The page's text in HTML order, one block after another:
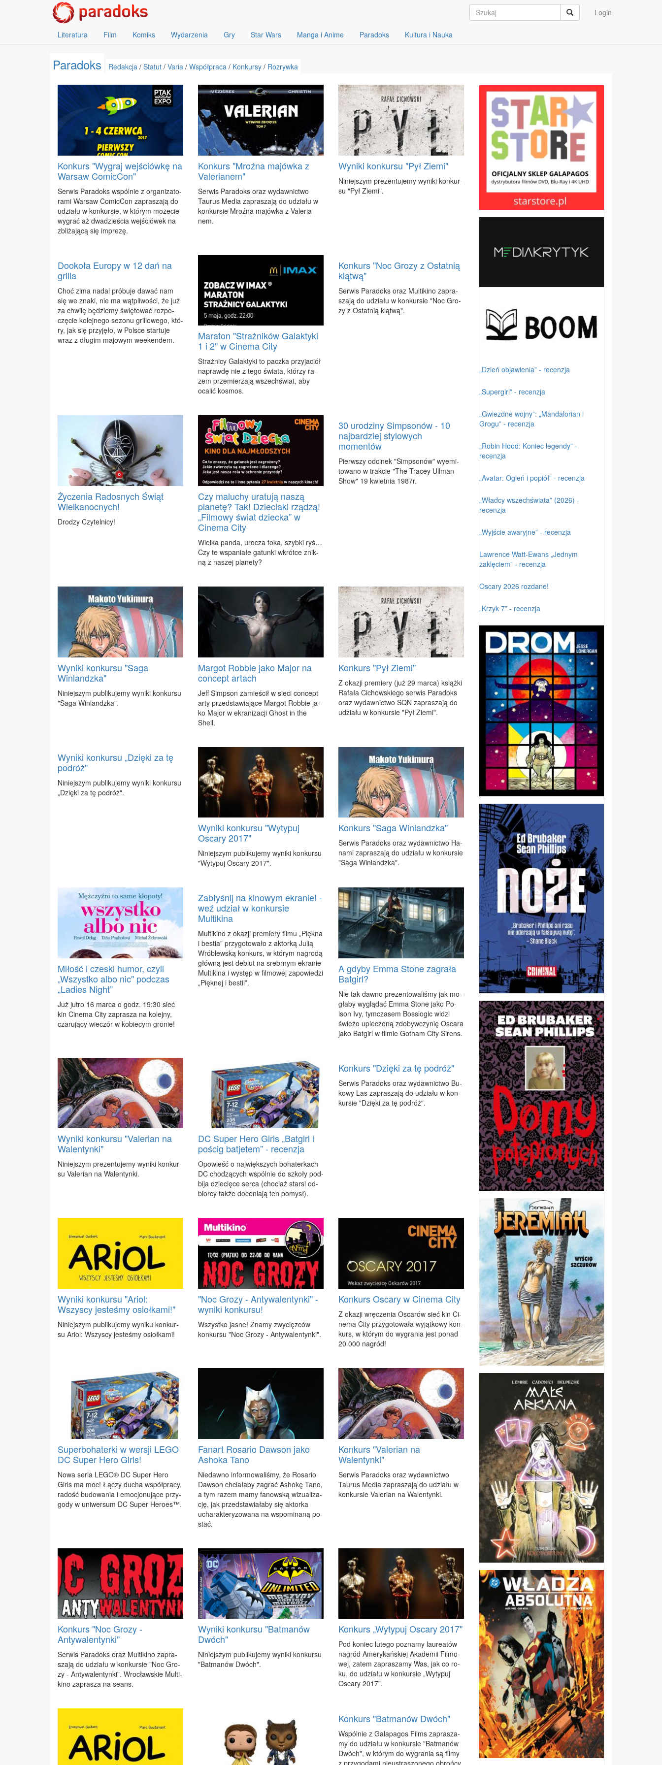
Login
Literatura Film Komiks Wydarzenia Gry Star Wars Manga i Anime Paradoks Kultura i Nauka
Paradoks Redakcja / Statut / Varia / Współpraca / Konkursy / Rozrywka
Konkurs "Wygraj wejściówkę na
Warsaw ComicCon"
Ser­wis Pa­ra­doks wspól­nie z or­ga­ni­za­to­
ra­mi War­saw Co­mic­Con za­pra­sza­ją do
udzia­łu w kon­kur­sie, w któ­rym mo­że­cie
wy­grać aż dwa­dzie­ścia wej­śció­wek na
zbli­ża­ją­cą się im­pre­zę.
Konkurs "Mroźna majówka z
Valerianem"
Ser­wis Pa­ra­doks oraz wy­daw­nic­two
Tau­rus Me­dia za­pra­sza­ją do udzia­łu w
kon­kur­sie Mroź­na ma­jów­ka z Va­le­ria­
nem.
Wyniki konkursu "Pył Ziemi"
Ni­niej­szym pre­zen­tu­je­my wy­ni­ki kon­kur­
su "Pył Zie­mi".
Dookoła Europy w 12 dań na
grilla
Choć zi­ma na­dal pró­bu­je da­wać nam
się we zna­ki, nie ma wąt­pli­wo­ści, że już
za chwi­lę bę­dzie­my świę­to­wać roz­po­
czę­cie ko­lej­ne­go se­zo­nu gril­lo­we­go, któ­
ry, jak się przy­ję­ło, w Pol­sce star­tu­je
wraz z dłu­gim ma­jo­wym week­en­dem.
Maraton "Strażników Galaktyki
1 i 2" w Cinema City
Straż­ni­cy Ga­lak­ty­ki to pacz­ka przy­ja­ciół
na­praw­dę nie z te­go świa­ta, któ­rzy ra­
zem prze­mie­rza­ją wszech­świat, aby
oca­lić ko­smos.
Konkurs "Noc Grozy z Ostatnią
klątwą"
Ser­wis Pa­ra­doks oraz Mul­ti­ki­no za­pra­
sza­ją do udzia­łu w kon­kur­sie "Noc Gro­
zy z Ostat­nią klą­twą".
Życzenia Radosnych Świąt
Wielkanocnych!
Dro­dzy Czy­tel­ni­cy!
Czy maluchy uratują naszą
planetę? Tak! Dzieciaki rządzą!
„Filmowy świat dziecka” w
Cinema City
Wiel­ka pan­da, uro­cza fo­ka, szyb­ki ryś…
Czy te wspa­nia­łe ga­tun­ki wkrót­ce znik­
ną z na­szej pla­ne­ty?
30 urodziny Simpsonów - 10
najbardziej stylowych
momentów
Pierw­szy od­ci­nek "Simp­so­nów" wy­emi­
to­wa­no w trak­cie "The Tra­cey Ul­l­man
Show" 19 kwiet­nia 1987r.
Wyniki konkursu "Saga
Winlandzka"
Ni­niej­szym pu­bli­ku­je­my wy­ni­ki kon­kur­su
"Sa­ga Win­landz­ka".
Margot Robbie jako Major na
concept artach
Jeff Simp­son za­mie­ścił w sie­ci con­cept
ar­ty przed­sta­wia­ją­ce Mar­got Rob­bie ja­
ko Ma­jor w ekra­ni­za­cji Ghost in the
Shell.
Konkurs "Pył Ziemi"
Z oka­zji pre­mie­ry (już 29 mar­ca) książ­ki
Ra­fa­ła Ci­chow­skie­go ser­wis Pa­ra­doks
oraz wy­daw­nic­two SQN za­pra­sza­ją do
udzia­łu w kon­kur­sie "Pył Zie­mi".
Wyniki konkursu „Dzięki za tę
podróż"
Ni­niej­szym pu­bli­ku­je­my wy­ni­ki kon­kur­su
„Dzię­ki za tę po­dróż".
Wyniki konkursu "Wytypuj
Oscary 2017"
Ni­niej­szym pu­bli­ku­je­my wy­ni­ki kon­kur­su
"Wy­ty­puj Osca­ry 2017".
Konkurs "Saga Winlandzka"
Ser­wis Pa­ra­doks oraz wy­daw­nic­two Ha­
na­mi za­pra­sza­ją do udzia­łu w kon­kur­sie
"Sa­ga Win­landz­ka".
Miłość i czeski humor, czyli
„Wszystko albo nic" podczas
„Ladies Night”
Już ju­tro 16 mar­ca o godz. 19:30 sieć
kin Ci­ne­ma Ci­ty za­pra­sza na ko­lej­ny,
cza­ru­ją­cy wie­czór w ko­bie­cym gro­nie!
Zabłyśnij na kinowym ekranie! -
weź udział w konkursie
Multikina
Mul­ti­ki­no z oka­zji pre­mie­ry fil­mu „Pięk­na
i be­stia” przy­go­to­wa­ło z ak­tor­ką Ju­lią
Wró­blew­ską kon­kurs, w któ­rym na­gro­dą
głów­ną jest de­biut na srebr­nym ekra­nie
Mul­ti­ki­na i wy­stęp w fil­mo­wej za­po­wie­dzi
„Pięk­nej i be­stii”.
A gdyby Emma Stone zagrała
Batgirl?
Nie tak daw­no pre­zen­to­wa­li­śmy jak mo­
gła­by wy­glą­dać Em­ma Sto­ne ja­ko Po­
ison Ivy, tym­cza­sem Bos­slo­gic wi­dzi
świe­żo upie­czo­ną zdo­byw­czy­nię Osca­ra
ja­ko Bat­girl w fil­mie Go­tham Ci­ty Si­rens.
Wyniki konkursu "Valerian na
Walentynki"
Ni­niej­szym pre­zen­tu­je­my wy­ni­ki kon­kur­
su Va­le­rian na Wa­len­tyn­ki.
DC Super Hero Girls „Batgirl i
pościg batjetem” - recenzja
Opo­wieść o naj­więk­szych bo­ha­ter­kach
DC cho­dzą­cych wspól­nie do szko­ły pod­
bi­ja dzie­cię­ce ser­ca (cho­ciaż star­si od­
bior­cy tak­że do­ce­nia­ją ten po­mysł).
Konkurs "Dzięki za tę podróż"
Ser­wis Pa­ra­doks oraz wy­daw­nic­two Bu­
ko­wy Las za­pra­sza­ją do udzia­łu w kon­
kur­sie "Dzię­ki za tę po­dróż".
Wyniki konkursu "Ariol:
Wszyscy jesteśmy osiołkami!"
Ni­niej­szym pu­bli­ku­je­my wy­ni­ku kon­kur­
su Ariol: Wszy­scy je­ste­śmy osioł­ka­mi!
"Noc Grozy - Antywalentynki" -
wyniki konkursu!
Wszyst­ko ja­sne! Zna­my zwy­cięz­ców
kon­kur­su "Noc Gro­zy - An­ty­wa­len­tyn­ki".
Konkurs Oscary w Cinema City
Z oka­zji wrę­cze­nia Osca­rów sieć kin Ci­
ne­ma Ci­ty przy­go­to­wa­ła wy­jąt­ko­wy kon­
kurs, w któ­rym do wy­gra­nia jest po­nad
20 000 na­gród!
Superbohaterki w wersji LEGO
DC Super Hero Girls!
No­wa se­ria LE­GO® DC Su­per He­ro
Girls ma moc! Łą­czy du­cha współ­pra­cy,
ra­dość bu­do­wa­nia i emo­cjo­nu­ją­ce przy­
go­dy w uni­wer­sum DC Su­per He­ro­es™.
Fanart Rosario Dawson jako
Ashoka Tano
Nie­daw­no in­for­mo­wa­li­śmy, że Ro­sa­rio
Daw­son chcia­ła­by za­grać Asho­kę Ta­no,
a tym ra­zem ma­my fa­now­ską wi­zu­ali­za­
cję, jak przed­sta­wia­ła­by się ak­tor­ka
ucha­rak­te­ry­zo­wa­na na wspo­mi­na­ną po­
stać.
Konkurs "Valerian na
Walentynki"
Ser­wis Pa­ra­doks oraz wy­daw­nic­two
Tau­rus Me­dia za­pra­sza­ją do udzia­łu w
kon­kur­sie Va­le­rian na Wa­len­tyn­ki.
Konkurs "Noc Grozy -
Antywalentynki"
Ser­wis Pa­ra­doks oraz Mul­ti­ki­no za­pra­
sza­ją do udzia­łu w kon­kur­sie "Noc Gro­
zy - An­ty­wa­len­tyn­ki". Wro­cław­skie Mul­ti­
ki­no za­pra­sza na se­ans.
Wyniki konkursu "Batmanów
Dwóch"
Ni­niej­szym pu­bli­ku­je­my wy­ni­ki kon­kur­su
"Bat­ma­nów Dwóch".
Konkurs „Wytypuj Oscary 2017"
Pod ko­niec lu­te­go po­zna­my lau­re­atów
na­gród Ame­ry­kań­skiej Aka­de­mii Fil­mo­
wej, za­tem za­pra­sza­my Was, jak co ro­
ku, do udzia­łu w kon­kur­sie „Wy­ty­puj
Osca­ry 2017”.
Konkurs "Batmanów Dwóch"
Wspól­nie z Ga­la­pa­gos Films za­pra­sza­
my do udzia­łu w kon­kur­sie "Bat­ma­nów
Dwóch", w któ­rym do wy­gra­nia są fil­my
„Dzień objawienia” - recenzja
„Supergirl” - recenzja
„Gwiezdne wojny”: „Mandalorian i
Grogu” - recenzja
„Robin Hood: Koniec legendy” -
recenzja
„Avatar: Ogień i popiół” - recenzja
„Władcy wszechświata” (2026) -
recenzja
„Wyjście awaryjne” - recenzja
Lawrence Watt-Ewans „Jednym
zaklęciem” - recenzja
Oscary 2026 rozdane!
„Krzyk 7” - recenzja